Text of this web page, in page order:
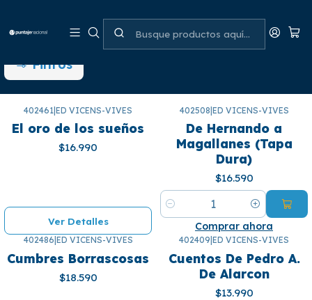
actualizado (VV)
Filtros
¡Se agotó! 🙄
402461|ED VICENS-VIVES
El oro de los sueños
$16.990
Ver Detalles
402508|ED VICENS-VIVES
De Hernando a
Magallanes (Tapa
Dura)
$16.590
Cantidad
Comprar ahora
402486 ED VICENS-VIVES
Cumbres Borrascosas
$18.590
402409 ED VICENS-VIVES
Cuentos De Pedro A.
De Alarcon
$13.990